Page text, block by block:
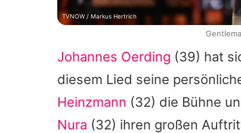
Johannes Oerding (39) hat
diesem Lied seine
Heinzmann (32) die Bühne
Nura (32) ihren großen
TVNOW / Markus Hertrich